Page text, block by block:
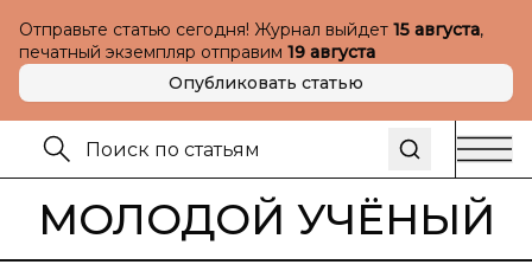
Отправьте статью сегодня! Журнал выйдет 15 августа,
печатный экземпляр отправим 19 августа
Опубликовать статью
МОЛОДОЙ УЧЁНЫЙ